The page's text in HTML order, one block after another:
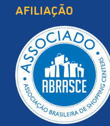
AFILIAÇÃO